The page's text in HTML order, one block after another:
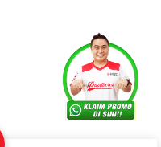
About Us
Article